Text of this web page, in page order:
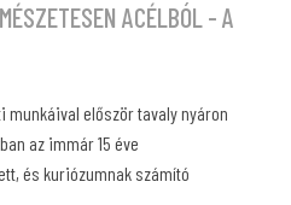
ACÉLBÓL - A
munkáival először tavaly nyáron
az immár 15 éve
és kuriózumnak számító